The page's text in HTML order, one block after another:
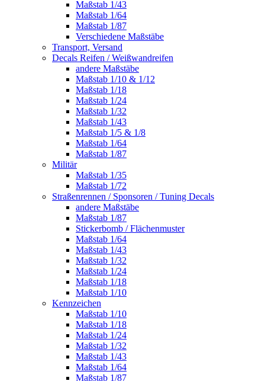
Maßstab 1/43
Maßstab 1/64
Maßstab 1/87
Verschiedene Maßstäbe
Transport, Versand
Decals Reifen / Weißwandreifen
andere Maßstäbe
Maßstab 1/10 & 1/12
Maßstab 1/18
Maßstab 1/24
Maßstab 1/32
Maßstab 1/43
Maßstab 1/5 & 1/8
Maßstab 1/64
Maßstab 1/87
Militär
Maßstab 1/35
Maßstab 1/72
Straßenrennen / Sponsoren / Tuning Decals
andere Maßstäbe
Maßstab 1/87
Stickerbomb / Flächenmuster
Maßstab 1/64
Maßstab 1/43
Maßstab 1/32
Maßstab 1/24
Maßstab 1/18
Maßstab 1/10
Kennzeichen
Maßstab 1/10
Maßstab 1/18
Maßstab 1/24
Maßstab 1/32
Maßstab 1/43
Maßstab 1/64
Maßstab 1/87